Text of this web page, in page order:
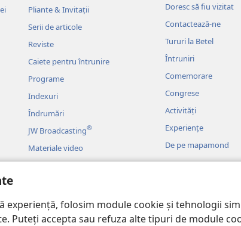
experiență, folosim module cookie și tehnologii
Puteți accepta sau refuza alte tipuri de module
Pliante & Invitații
Serii de articole
Reviste
Caiete pentru întrunire
Programe
Indexuri
Îndrumări
JW Broadcasting®
Materiale video
Muzică
Lecturi biblice dramatizate
Doresc să fiu vizitat
Contactează-ne
Tururi la Betel
Întruniri
Comemorare
Congrese
Activități
Experiențe
De pe mapamond